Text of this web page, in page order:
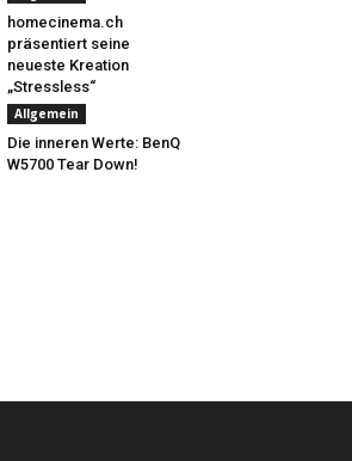
homecinema.ch
präsentiert seine
neueste Kreation
„Stressless“
Allgemein
Die inneren Werte: BenQ
W5700 Tear Down!